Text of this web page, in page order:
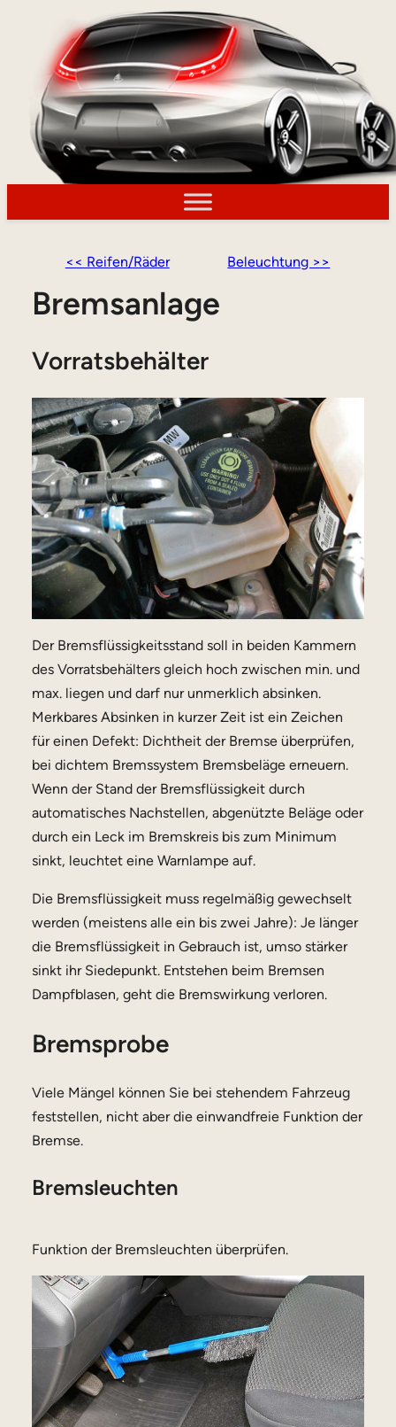
<< Reifen/Räder Beleuchtung >>
Bremsanlage
Vorratsbehälter
Der Bremsflüssigkeitsstand soll in beiden Kammern
des Vorratsbehälters gleich hoch zwischen min. und
max. liegen und darf nur unmerklich absinken.
Merkbares Absinken in kurzer Zeit ist ein Zeichen
für einen Defekt: Dichtheit der Bremse überprüfen,
bei dichtem Bremssystem Bremsbeläge erneuern.
Wenn der Stand der Bremsflüssigkeit durch
automatisches Nachstellen, abgenützte Beläge oder
durch ein Leck im Bremskreis bis zum Minimum
sinkt, leuchtet eine Warnlampe auf.
Die Bremsflüssigkeit muss regelmäßig gewechselt
werden (meistens alle ein bis zwei Jahre): Je länger
die Bremsflüssigkeit in Gebrauch ist, umso stärker
sinkt ihr Siedepunkt. Entstehen beim Bremsen
Dampfblasen, geht die Bremswirkung verloren.
Bremsprobe
Viele Mängel können Sie bei stehendem Fahrzeug
feststellen, nicht aber die einwandfreie Funktion der
Bremse.
Bremsleuchten
Funktion der Bremsleuchten überprüfen.